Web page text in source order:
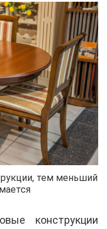
тем меньший
конструкции